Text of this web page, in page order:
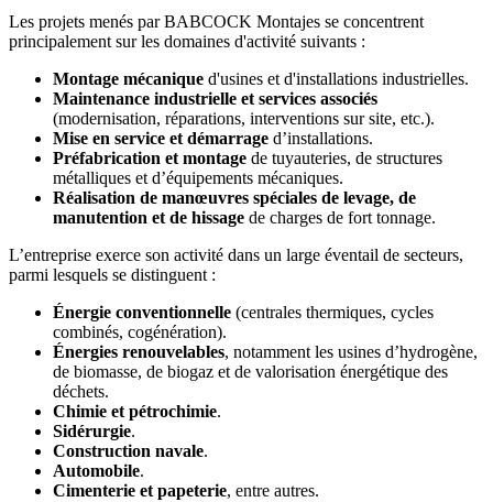
Les projets menés par BABCOCK Montajes se concentrent
principalement sur les domaines d'activité suivants :
Montage mécanique d'usines et d'installations industrielles.
Maintenance industrielle et services associés
(modernisation, réparations, interventions sur site, etc.).
Mise en service et démarrage d’installations.
Préfabrication et montage de tuyauteries, de structures
métalliques et d’équipements mécaniques.
Réalisation de manœuvres spéciales de levage, de
manutention et de hissage de charges de fort tonnage.
L’entreprise exerce son activité dans un large éventail de secteurs,
parmi lesquels se distinguent :
Énergie conventionnelle (centrales thermiques, cycles
combinés, cogénération).
Énergies renouvelables, notamment les usines d’hydrogène,
de biomasse, de biogaz et de valorisation énergétique des
déchets.
Chimie et pétrochimie.
Sidérurgie.
Construction navale.
Automobile.
Cimenterie et papeterie, entre autres.